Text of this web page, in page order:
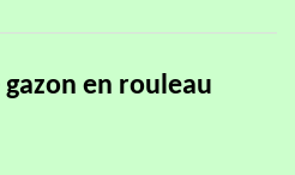
en rouleau